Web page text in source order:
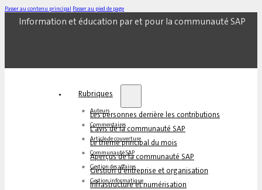
Passer au contenu principal Passer au pied de page
Information et éducation par et pour la communauté SAP
Rubriques
Auteurs
Les personnes derrière les contributions
Commentaires
L'avis de la communauté SAP
Article de couverture
Le thème principal du mois
Communauté SAP
Aperçus de la communauté SAP
Gestion des affaires
Gestion d'entreprise et organisation
Gestion informatique
Infrastructure et numérisation